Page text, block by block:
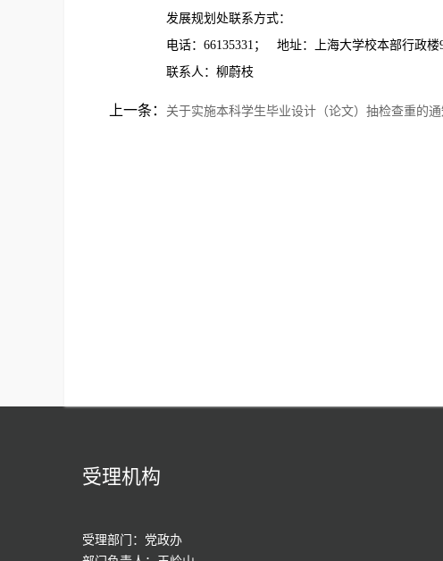
发展规划处联系方式：
电话：66135331； 地址：上海大学校本部行政楼
联系人：柳蔚枝
上一条： 关于实施本科学生毕业设计（论文）抽检查重的通
受理机构
受理部门：党政办